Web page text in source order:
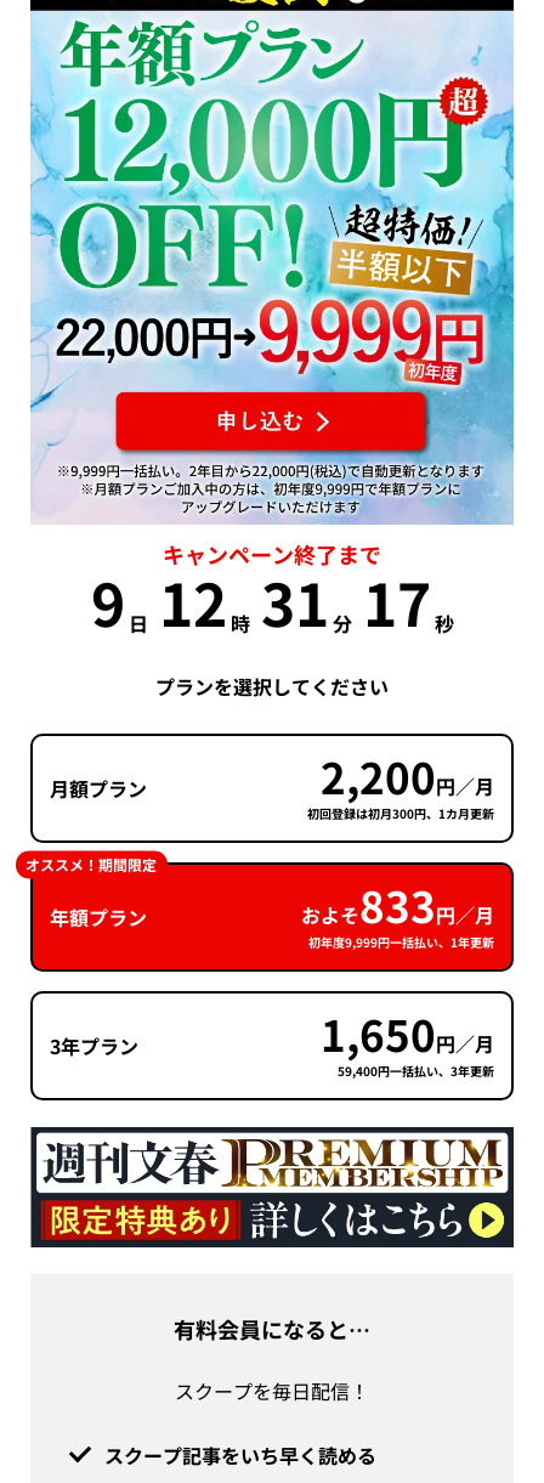
キャンペーン終了まで
9 日 12 時 31 分 17 秒
プランを選択してください
月額プラン 2,200円／月
初回登録は初月300円、1カ月更新
年額プラン およそ833円／月
初年度9,999円一括払い、1年更新
オススメ！期間限定
3年プラン 1,650円／月
59,400円一括払い、3年更新
有料会員になると…
スクープを毎日配信！
スクープ記事をいち早く読める